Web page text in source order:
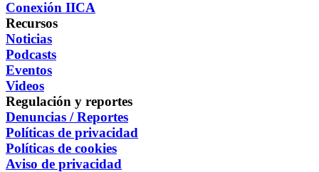
Conexión IICA
Recursos
Noticias
Podcasts
Eventos
Videos
Regulación y reportes
Denuncias / Reportes
Políticas de privacidad
Políticas de cookies
Aviso de privacidad